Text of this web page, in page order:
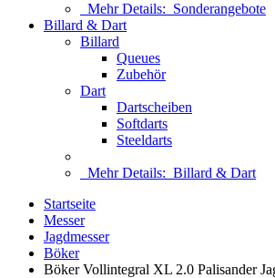
Mehr Details: Sonderangebote
Billard & Dart
Billard
Queues
Zubehör
Dart
Dartscheiben
Softdarts
Steeldarts
Mehr Details: Billard & Dart
Startseite
Messer
Jagdmesser
Böker
Böker Vollintegral XL 2.0 Palisander